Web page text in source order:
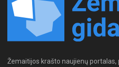
Žemaitijos krašto naujienų portalas,